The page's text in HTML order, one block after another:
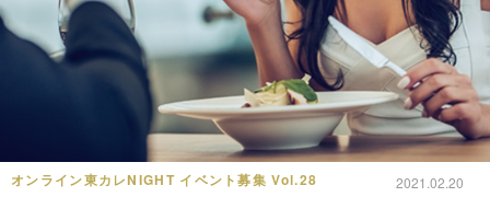
オンライン東カレNIGHT イベント募集 Vol.28 2021.02.20